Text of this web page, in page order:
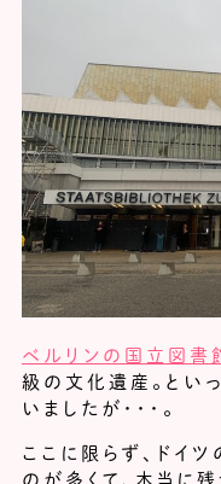
ベルリンの国立図書
級の文化遺産。とい
いましたが・・・。
ここに限らず、ドイ
のが多くて、本当に残